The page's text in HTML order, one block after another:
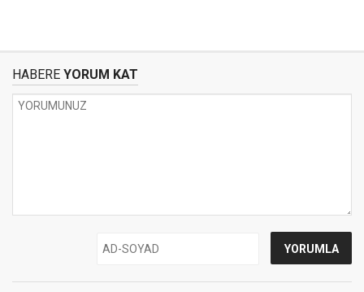
HABERE YORUM KAT